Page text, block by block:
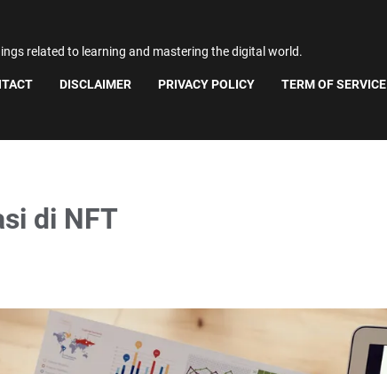
related to learning and mastering the digital world.
DISCLAIMER PRIVACY POLICY TERM OF SERVICE
di NFT